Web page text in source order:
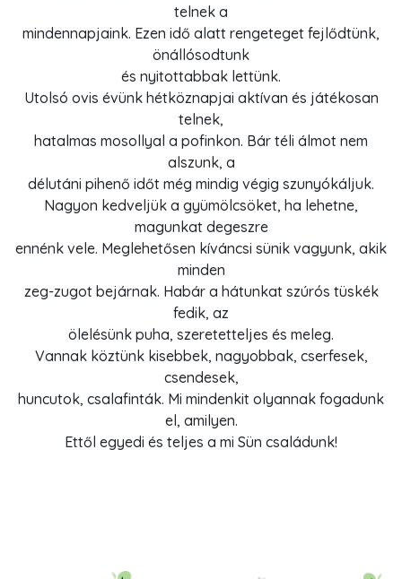
telnek a
mindennapjaink. Ezen idő alatt rengeteget fejlődtünk,
önállósodtunk
és nyitottabbak lettünk.
Utolsó ovis évünk hétköznapjai aktívan és játékosan
telnek,
hatalmas mosollyal a pofinkon. Bár téli álmot nem
alszunk, a
délutáni pihenő időt még mindig végig szunyókáljuk.
Nagyon kedveljük a gyümölcsöket, ha lehetne,
magunkat degeszre
ennénk vele. Meglehetősen kíváncsi sünik vagyunk, akik
minden
zeg-zugot bejárnak. Habár a hátunkat szúrós tüskék
fedik, az
ölelésünk puha, szeretetteljes és meleg.
Vannak köztünk kisebbek, nagyobbak, cserfesek,
csendesek,
huncutok, csalafinták. Mi mindenkit olyannak fogadunk
el, amilyen.
Ettől egyedi és teljes a mi Sün családunk!